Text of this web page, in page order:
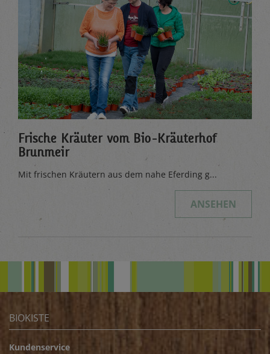
Frische Kräuter vom Bio-Kräuterhof
Brunmeir
Mit frischen Kräutern aus dem nahe Eferding g...
ANSEHEN
BIOKISTE
Kundenservice